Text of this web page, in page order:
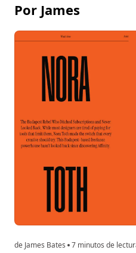
Por James
de James Bates 7 minutos de